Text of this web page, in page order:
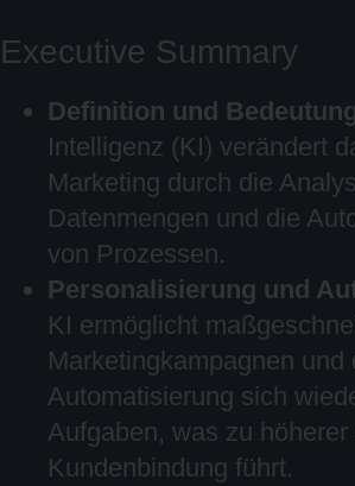
Executive Summary
Definition und
Intelligenz (KI) verändert
Marketing durch die
Datenmengen und die
von Prozessen.
Personalisierung und
KI ermöglicht
Marketingkampagnen und
Automatisierung sich
Aufgaben, was zu
Kundenbindung führt.